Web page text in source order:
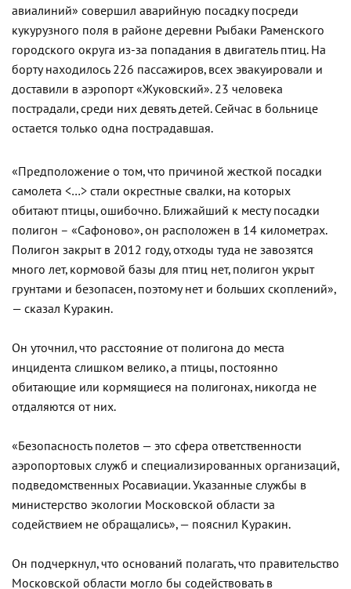
авиалиний» совершил аварийную посадку посреди
кукурузного поля в районе деревни Рыбаки Раменского
городского округа из-за попадания в двигатель птиц. На
борту находилось 226 пассажиров, всех эвакуировали и
доставили в аэропорт «Жуковский». 23 человека
пострадали, среди них девять детей. Сейчас в больнице
остается только одна пострадавшая.
«Предположение о том, что причиной жесткой посадки
самолета <…> стали окрестные свалки, на которых
обитают птицы, ошибочно. Ближайший к месту посадки
полигон – «Сафоново», он расположен в 14 километрах.
Полигон закрыт в 2012 году, отходы туда не завозятся
много лет, кормовой базы для птиц нет, полигон укрыт
грунтами и безопасен, поэтому нет и больших скоплений»,
— сказал Куракин.
Он уточнил, что расстояние от полигона до места
инцидента слишком велико, а птицы, постоянно
обитающие или кормящиеся на полигонах, никогда не
отдаляются от них.
«Безопасность полетов — это сфера ответственности
аэропортовых служб и специализированных организаций,
подведомственных Росавиации. Указанные службы в
министерство экологии Московской области за
содействием не обращались», — пояснил Куракин.
Он подчеркнул, что оснований полагать, что правительство
Московской области могло бы содействовать в